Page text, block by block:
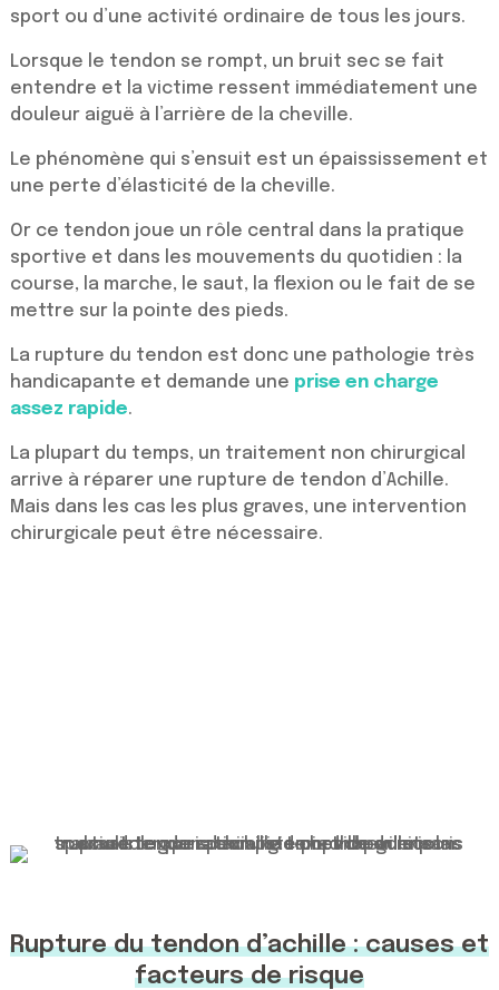
sport ou d’une activité ordinaire de tous les jours.
Lorsque le tendon se rompt, un bruit sec se fait
entendre et la victime ressent immédiatement une
douleur aiguë à l’arrière de la cheville.
Le phénomène qui s’ensuit est un épaississement et
une perte d’élasticité de la cheville.
Or ce tendon joue un rôle central dans la pratique
sportive et dans les mouvements du quotidien : la
course, la marche, le saut, la flexion ou le fait de se
mettre sur la pointe des pieds.
La rupture du tendon est donc une pathologie très
handicapante et demande une prise en charge
assez rapide.
La plupart du temps, un traitement non chirurgical
arrive à réparer une rupture de tendon d’Achille.
Mais dans les cas les plus graves, une intervention
chirurgicale peut être nécessaire.
Rupture du tendon d’achille : causes et
facteurs de risque